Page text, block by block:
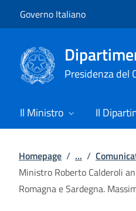
Governo Italiano
Presidenza del
Il Ministro Il
Homepage / ... /
Ministro Roberto Calderoli
Romagna e Sardegna.